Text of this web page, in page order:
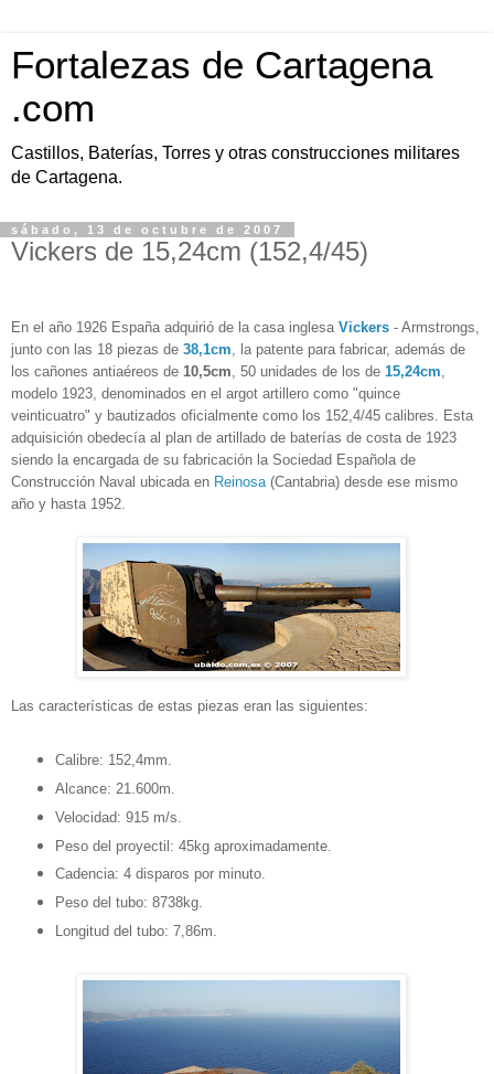
Fortalezas de Cartagena
.com
Castillos, Baterías, Torres y otras construcciones militares
de Cartagena.
sábado, 13 de octubre de 2007
Vickers de 15,24cm (152,4/45)
En el año 1926 España adquirió de la casa inglesa Vickers - Armstrongs,
junto con las 18 piezas de 38,1cm , la patente para fabricar, además de
los cañones antiaéreos de 10,5cm , 50 unidades de los de 15,24cm
modelo 1923, denominados en el argot artillero como "quince
veinticuatro" y bautizados oficialmente como los 152,4/45 calibres. Esta
adquisición obedecía al plan de artillado de baterías de costa de 1923
siendo la encargada de su fabricación la Sociedad Española de
Construcción Naval ubicada en Reinosa (Cantabria) desde ese mismo
año y hasta 1952.
Las características de estas piezas eran las siguientes:
Calibre: 152,4mm.
Alcance: 21.600m.
Velocidad: 915 m/s.
Peso del proyectil: 45kg aproximadamente.
Cadencia: 4 disparos por minuto.
Peso del tubo: 8738kg.
Longitud del tubo: 7,86m.